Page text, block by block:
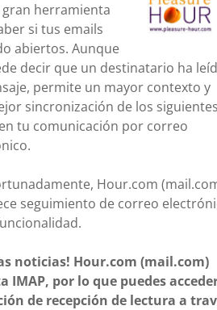
gran herramienta
si tus emails
abiertos. Aunque
decir que un destinatario ha
permite un mayor contexto y
sincronización de los siguientes
tu comunicación por correo
Hour.com
seguimiento de correo
noticias! Hour.com (mail.com)
IMAP, por lo que puedes
de recepción de lectura a